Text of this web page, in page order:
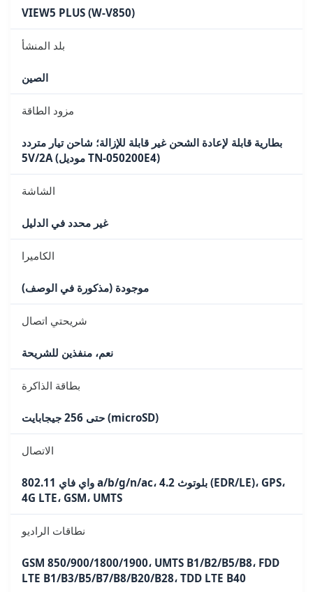
VIEW5 PLUS (W-V850)
بلد المنشأ
الصين
مزود الطاقة
بطارية قابلة لإعادة الشحن غير قابلة للإزالة؛ شاحن تيار متردد
5V/2A (موديل TN-050200E4)
الشاشة
غير محدد في الدليل
الكاميرا
موجودة (مذكورة في الوصف)
شريحتي اتصال
نعم، منفذين للشريحة
بطاقة الذاكرة
حتى 256 جيجابايت (microSD)
الاتصال
واي فاي 802.11 a/b/g/n/ac، بلوتوث 4.2 (EDR/LE)، GPS،
4G LTE، GSM، UMTS
نطاقات الراديو
GSM 850/900/1800/1900، UMTS B1/B2/B5/B8، FDD
LTE B1/B3/B5/B7/B8/B20/B28، TDD LTE B40